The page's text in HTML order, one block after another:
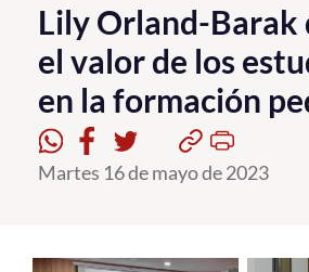
La Universidad
Investigación, Creación e
PUCV Internacional
Vinculación con el Medio
Pregrado
Lily Orland-Barak
el valor de los
en la formación
Martes 16 de mayo de 2023